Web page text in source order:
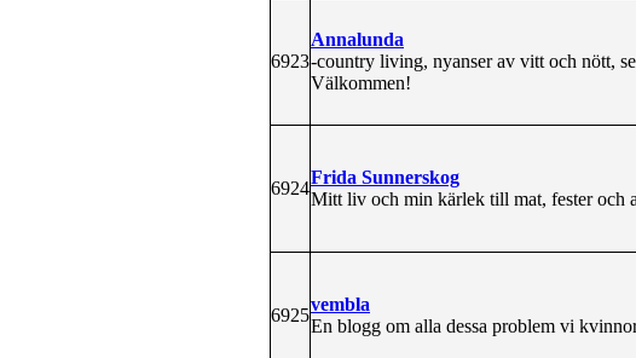
6923
Annalunda
-country living, nyanser av vitt och nött,
Välkommen!
6924
Frida Sunnerskog
Mitt liv och min kärlek till mat, fester och
6925
vembla
En blogg om alla dessa problem vi